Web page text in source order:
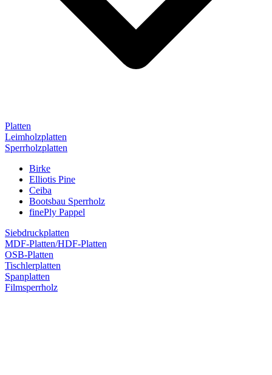
Platten
Leimholzplatten
Sperrholzplatten
Birke
Elliotis Pine
Ceiba
Bootsbau Sperrholz
finePly Pappel
Siebdruckplatten
MDF-Platten/HDF-Platten
OSB-Platten
Tischlerplatten
Spanplatten
Filmsperrholz